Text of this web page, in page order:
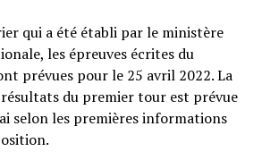
qui a été établi par le ministère
les épreuves écrites du
prévues pour le 25 avril 2022. La
du premier tour est prévue
selon les premières informations